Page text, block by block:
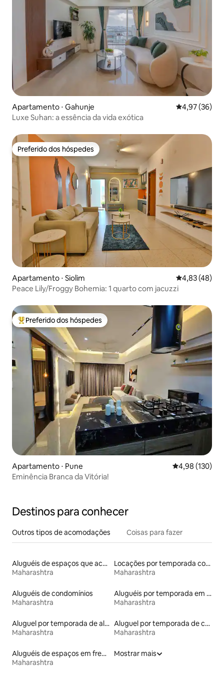
Apartamento ⋅ Gahunje 4,97 de uma
4,97 (36)
Luxe Suhan: a essência da vida exótica
Preferido dos hóspedes
Preferido dos hóspedes
Apartamento ⋅ Siolim 4,83 de uma
4,83 (48)
Peace Lily/Froggy Bohemia: 1 quarto com jacuzzi
Entre os melhores preferidos dos hóspedes
Preferido dos hóspedes
Apartamento ⋅ Pune 4,98 de uma
4,98 (130)
Eminência Branca da Vitória!
Destinos para conhecer
Outros tipos de acomodações Coisas para fazer
Aluguéis de espaços que aceitam animais de estimação
Maharashtra
Locações por temporada com piscina
Maharashtra
Aluguéis de condomínios
Maharashtra
Aluguéis por temporada em hotéis-fazenda
Maharashtra
Aluguel por temporada de alojamentos ecológicos
Maharashtra
Aluguel por temporada de casas de veraneio
Maharashtra
Aluguéis de espaços em frente à praia
Maharashtra
Mostrar mais